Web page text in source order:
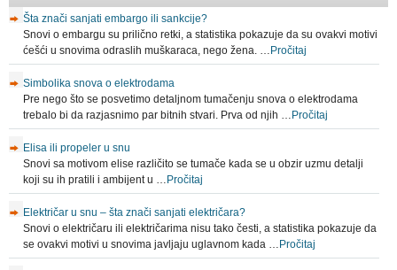
Šta znači sanjati embargo ili sankcije?
Snovi o embargu su prilično retki, a statistika pokazuje da su ovakvi motivi
ćešći u snovima odraslih muškaraca, nego žena. … Pročitaj
Simbolika snova o elektrodama
Pre nego što se posvetimo detaljnom tumačenju snova o elektrodama
trebalo bi da razjasnimo par bitnih stvari. Prva od njih … Pročitaj
Elisa ili propeler u snu
Snovi sa motivom elise različito se tumače kada se u obzir uzmu detalji
koji su ih pratili i ambijent u … Pročitaj
Električar u snu – šta znači sanjati električara?
Snovi o električaru ili električarima nisu tako česti, a statistika pokazuje da
se ovakvi motivi u snovima javljaju uglavnom kada … Pročitaj